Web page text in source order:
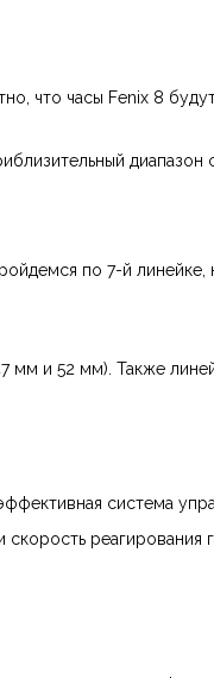
что часы Fenix 8
диапазон
по 7-й линейке,
мм и 52 мм). Также
система
реагирования